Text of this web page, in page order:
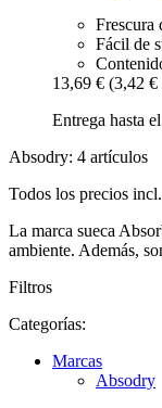
Frescura
Fácil de
13,69 € (3,42 €
Entrega hasta
Absodry: 4 artículos
Todos los precios
La marca sueca
ambiente. Además,
Filtros
Categorías:
Marcas
Absodry